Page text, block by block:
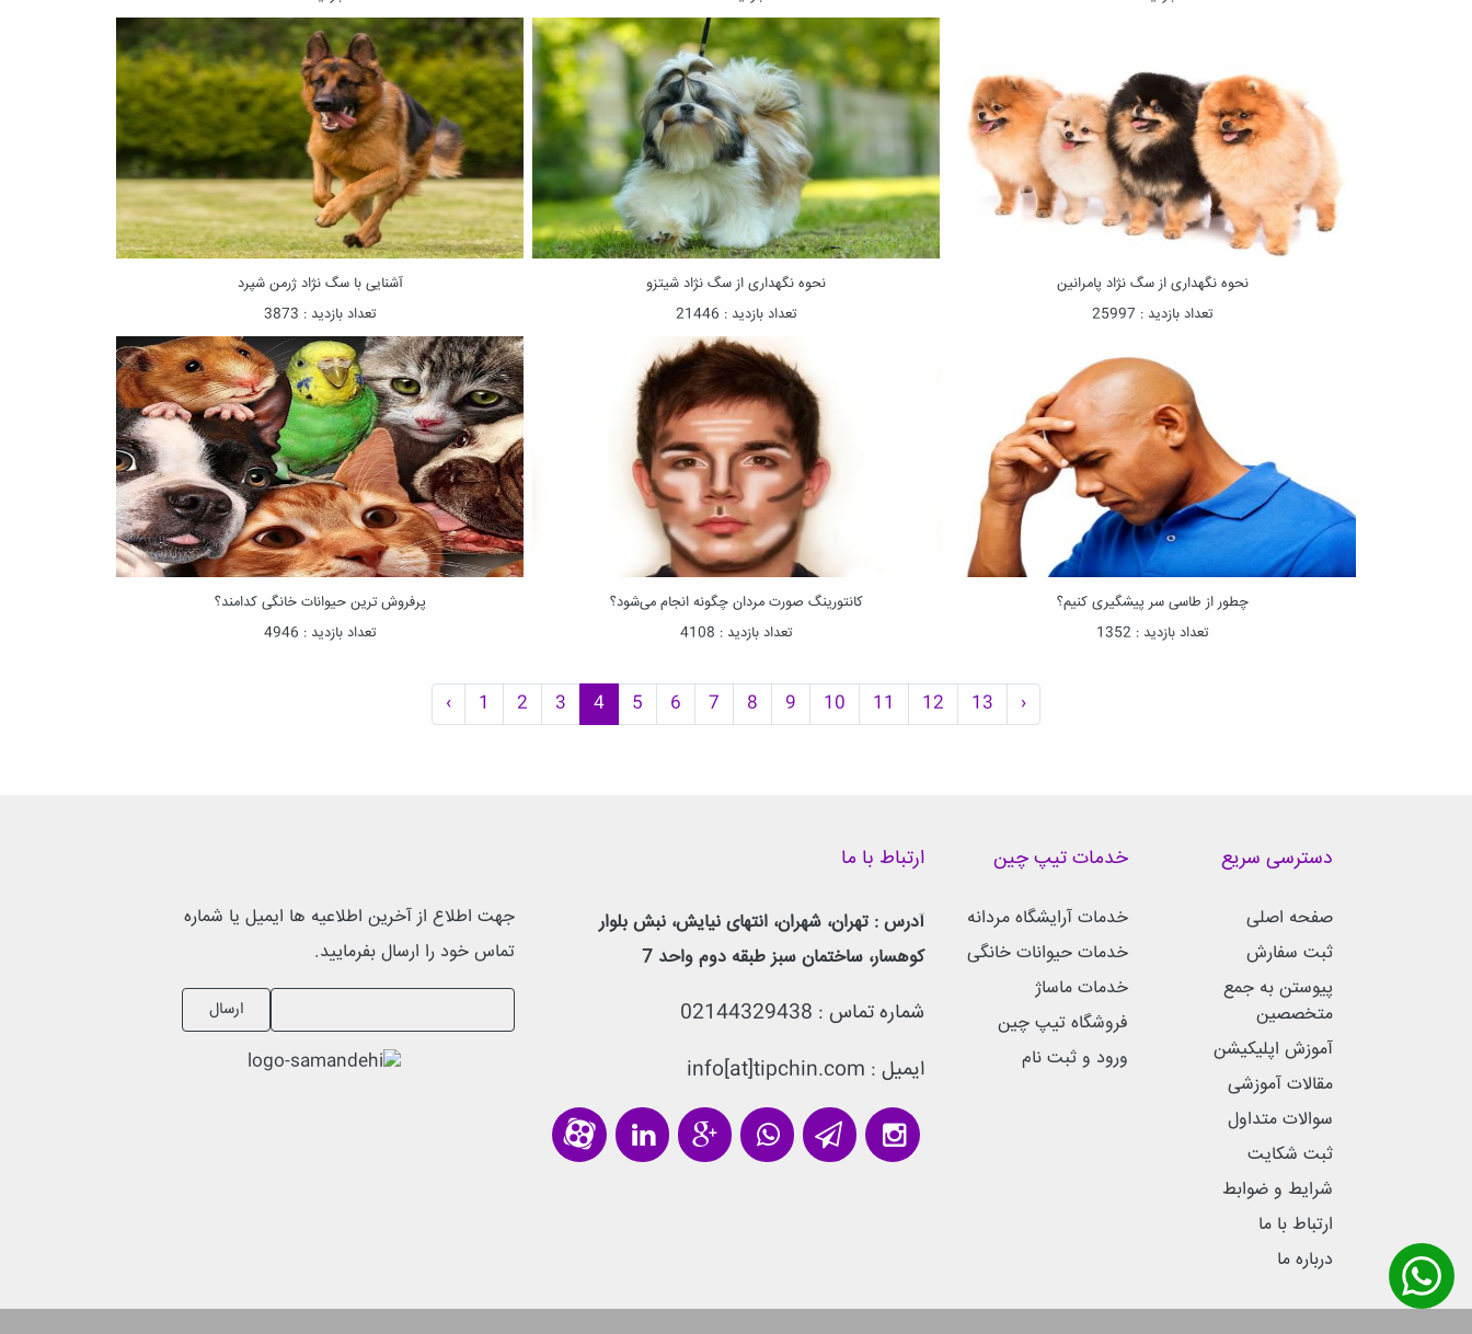
نحوه نگهداری از سگ نژاد پامرانین
تعداد بازدید : 25997
نحوه نگهداری از سگ نژاد شیتزو
تعداد بازدید : 21446
آشنایی با سگ نژاد ژرمن شپرد
تعداد بازدید : 3873
چطور از طاسی سر پیشگیری کنیم؟
تعداد بازدید : 1352
کانتورینگ صورت مردان چگونه انجام می‌شود؟
تعداد بازدید : 4108
پرفروش ‌ترین حیوانات خانگی کدامند؟
تعداد بازدید : 4946
‹ 1 2 3 4 5 6 7 8 9 10 11 12 13 ›
دسترسی سریع
صفحه اصلی
ثبت سفارش
پیوستن به جمع
متخصصین
آموزش اپلیکیشن
مقالات آموزشی
سوالات متداول
ثبت شکایت
شرایط و ضوابط
ارتباط با ما
درباره ما
خدمات تیپ چین
خدمات آرایشگاه مردانه
خدمات حیوانات خانگی
خدمات ماساژ
فروشگاه تیپ چین
ورود و ثبت نام
ارتباط با ما
آدرس : تهران، شهران، انتهای نیایش، نبش بلوار
کوهسار، ساختمان سبز طبقه دوم واحد 7
شماره تماس : 02144329438
ایمیل : info[at]tipchin.com
جهت اطلاع از آخرین اطلاعیه ها ایمیل یا شماره
تماس خود را ارسال بفرمایید.
ارسال